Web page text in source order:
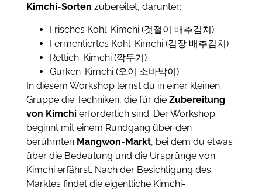
Kimchi-Sorten zubereitet, darunter:
Frisches Kohl-Kimchi (것절이 배추김치)
Fermentiertes Kohl-Kimchi (김장 배추김치)
Rettich-Kimchi (깍두기)
Gurken-Kimchi (오이 소바박이)
In diesem Workshop lernst du in einer kleinen
Gruppe die Techniken, die für dieZubereitung
von Kimchierforderlich sind. Der Workshop
beginnt mit einem Rundgang über den
berühmten Mangwon-Markt, bei dem du etwas
über die Bedeutung und die Ursprünge von
Kimchi erfährst. Nach der Besichtigung des
Marktes findet die eigentliche Kimchi-